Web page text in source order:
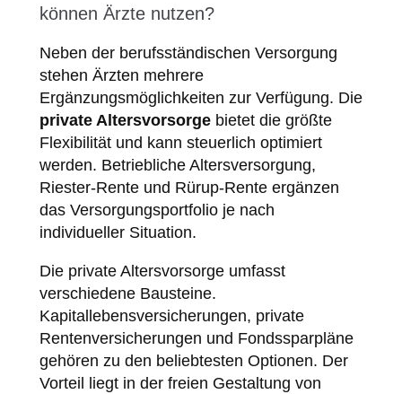
können Ärzte nutzen?
Neben der berufsständischen Versorgung
stehen Ärzten mehrere
Ergänzungsmöglichkeiten zur Verfügung. Die
private Altersvorsorgebietet die größte
Flexibilität und kann steuerlich optimiert
werden. Betriebliche Altersversorgung,
Riester-Rente und Rürup-Rente ergänzen
das Versorgungsportfolio je nach
individueller Situation.
Die private Altersvorsorge umfasst
verschiedene Bausteine.
Kapitallebensversicherungen, private
Rentenversicherungen und Fondssparpläne
gehören zu den beliebtesten Optionen. Der
Vorteil liegt in der freien Gestaltung von